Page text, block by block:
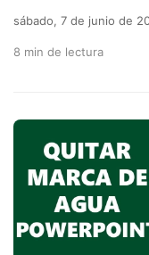
sábado, 7 de junio de
8 min de lectura